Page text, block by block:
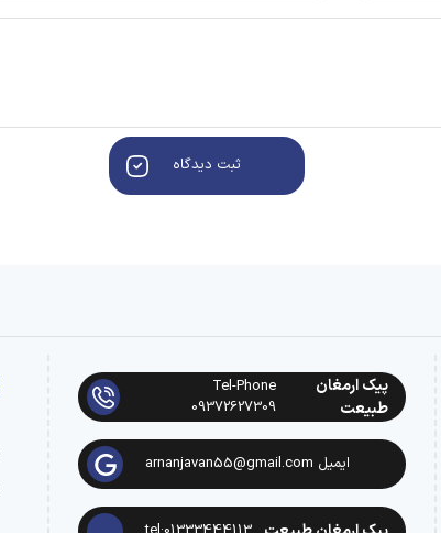
ثبت دیدگاه
پیک ارمغان
طبیعت
Tel-Phone
09372627309
ایمیل arnanjavan55@gmail.com